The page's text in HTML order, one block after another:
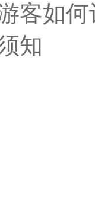
客如何
知